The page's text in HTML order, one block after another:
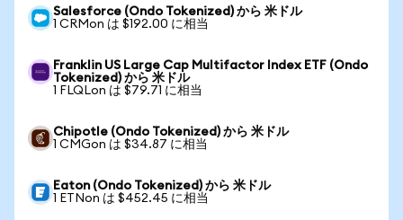
Salesforce (Ondo Tokenized) から 米ドル
1 CRMon は $192.00 に相当
Franklin US Large Cap Multifactor Index ETF (Ondo
Tokenized) から 米ドル
1 FLQLon は $79.71 に相当
Chipotle (Ondo Tokenized) から 米ドル
1 CMGon は $34.87 に相当
Eaton (Ondo Tokenized) から 米ドル
1 ETNon は $452.45 に相当